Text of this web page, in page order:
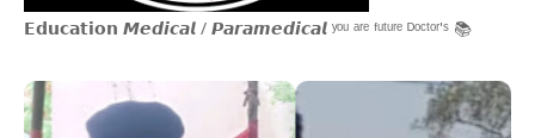
𝗘𝗱𝘂𝗰𝗮𝘁𝗶𝗼𝗻 𝙈𝙚𝙙𝙞𝙘𝙖𝙡 / 𝙋𝙖𝙧𝙖𝙢𝙚𝙙𝙞𝙘𝙖𝙡 ʸᵒᵘ ᵃʳᵉ ᶠᵘᵗᵘʳᵉ ᴰᵒᶜᵗᵒʳ'ˢ 📚